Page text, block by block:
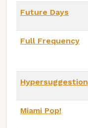
Future Days
Full Frequency
Hypersuggestion
Miami Pop!